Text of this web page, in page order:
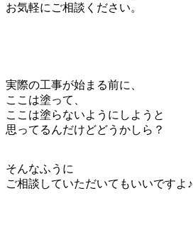
お気軽にご相談ください。
実際の工事が始まる前に、
ここは塗って、
ここは塗らないようにしようと
思ってるんだけどどうかしら？
そんなふうに
ご相談していただいてもいいですよ♪